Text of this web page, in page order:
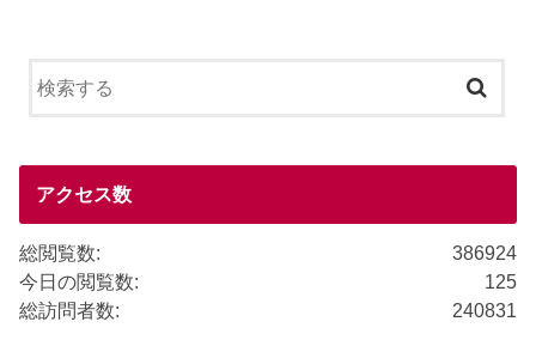
o
アクセス数
386924
総閲覧数:
125
今日の閲覧数:
240831
総訪問者数: